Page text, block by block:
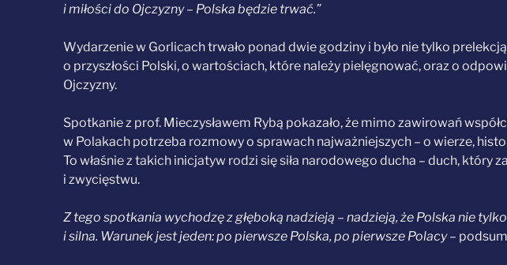
i miłości do Ojczyzny – Polska będzie trwać.”
Wydarzenie w Gorlicach trwało ponad dwie godziny i było nie tylko
o przyszłości Polski, o wartościach, które należy pielęgnować, oraz o
Ojczyzny.
Spotkanie z prof. Mieczysławem Rybą pokazało, że mimo zawirowań
w Polakach potrzeba rozmowy o sprawach najważniejszych – o wierze,
To właśnie z takich inicjatyw rodzi się siła narodowego ducha – duch, który
i zwycięstwu.
Z tego spotkania wychodzę z głęboką nadzieją – nadzieją, że Polska nie
i silna. Warunek jest jeden: po pierwsze Polska, po pierwsze Polacy–